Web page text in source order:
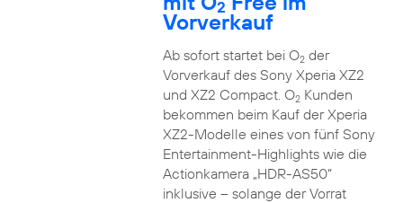
2
Vorverkauf
Ab sofort startet bei O2der
Vorverkauf des Sony Xperia XZ2
und XZ2 Compact. O2Kunden
bekommen beim Kauf der Xperia
XZ2-Modelle eines von fünf Sony
Entertainment-Highlights wie die
Actionkamera „HDR-AS50“
inklusive – solange der Vorrat